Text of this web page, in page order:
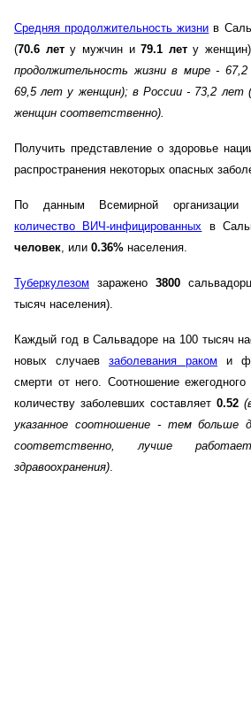
Средняя продолжительность жизни в
(70.6 лету мужчин и79.1 лету
продолжительность жизни в мире -
69,5 лет у женщин); в России - 73,2 лет
женщин соответственно).
Получить представление о здоровье
распространения некоторых опасных
По данным Всемирной организации
количество ВИЧ-инфицированных в
человек, или 0.36% населения.
Туберкулезом заражено3800
тысяч населения).
Каждый год в Сальвадоре на 100 тысяч
новых случаев заболевания раком и
смерти от него. Соотношение
количеству заболевших составляет 0.52
указанное соотношение - тем больше
соответственно, лучше
здравоохранения).